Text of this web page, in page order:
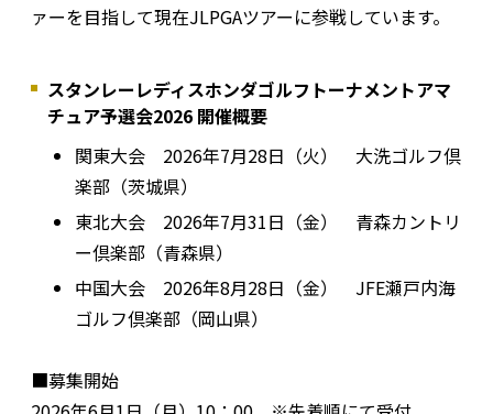
ァーを目指して現在JLPGAツアーに参戦しています。
スタンレーレディスホンダゴルフトーナメントアマ
チュア予選会2026 開催概要
関東大会 2026年7月28日（火） 大洗ゴルフ倶
楽部（茨城県）
東北大会 2026年7月31日（金） 青森カントリ
ー倶楽部（青森県）
中国大会 2026年8月28日（金） JFE瀬戸内海
ゴルフ倶楽部（岡山県）
■募集開始